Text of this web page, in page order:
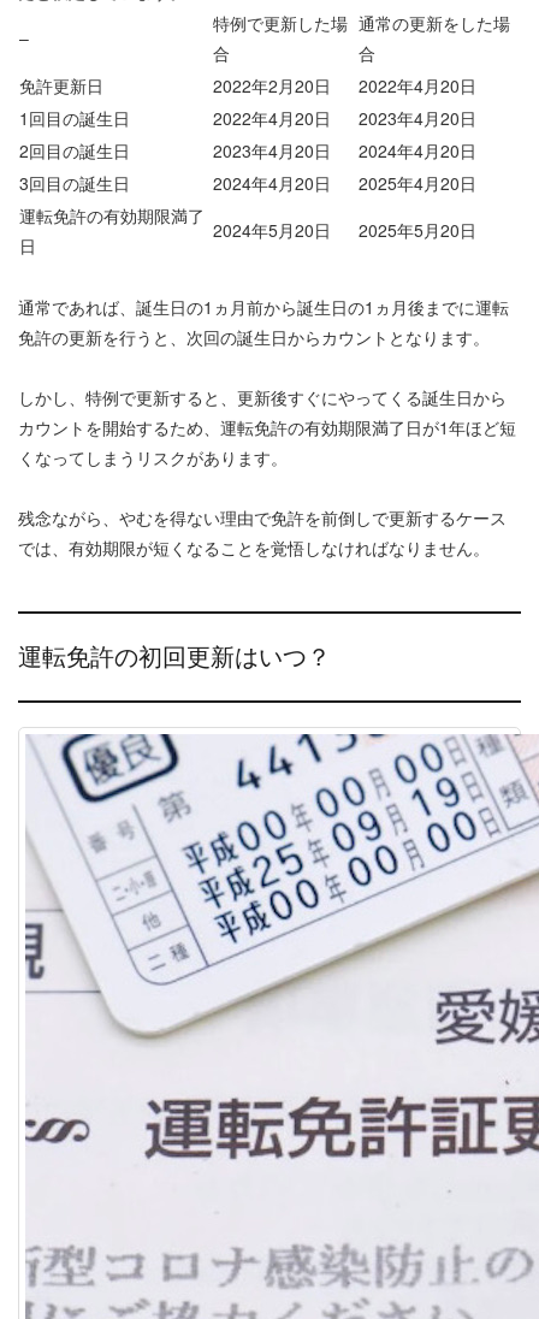
–
特例で更新した場
合
通常の更新をした場
合
免許更新日
2022年2月20日
2022年4月20日
1回目の誕生日
2022年4月20日
2023年4月20日
2回目の誕生日
2023年4月20日
2024年4月20日
3回目の誕生日
2024年4月20日
2025年4月20日
運転免許の有効期限満了
日
2024年5月20日 2025年5月20日
通常であれば、誕生日の1ヵ月前から誕生日の1ヵ月後までに運転
免許の更新を行うと、次回の誕生日からカウントとなります。
しかし、特例で更新すると、更新後すぐにやってくる誕生日から
カウントを開始するため、運転免許の有効期限満了日が1年ほど短
くなってしまうリスクがあります。
残念ながら、やむを得ない理由で免許を前倒しで更新するケース
では、有効期限が短くなることを覚悟しなければなりません。
運転免許の初回更新はいつ？